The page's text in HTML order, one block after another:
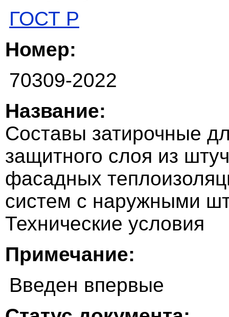
ГОСТ Р
Номер:
70309-2022
Название:
Составы затирочные
защитного слоя из
фасадных
систем с наружными
Технические условия
Примечание:
Введен впервые